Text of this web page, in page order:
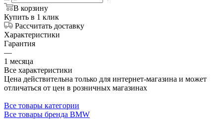
В корзину
Купить в 1 клик
Рассчитать доставку
Характеристики
Гарантия
—
1 месяца
Все характеристики
Цена действительна только для интернет-магазина и может
отличаться от цен в розничных магазинах
Все товары категории
Все товары бренда BMW